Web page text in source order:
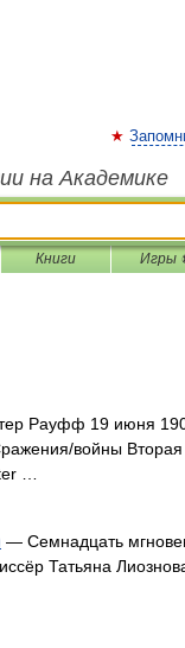
на Академике
Книги Игры
Рауфф 19 июня
войны
…
— Семнадцать
Татьяна